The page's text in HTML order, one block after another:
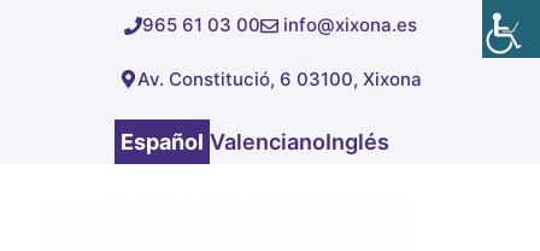
965 61 03 00 info@xixona.es
Av. Constitució, 6 03100, Xixona
Español ValencianoInglés